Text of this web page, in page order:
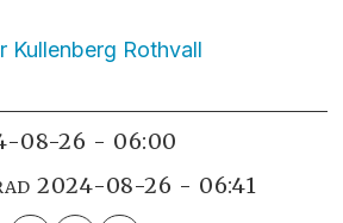
Kullenberg Rothvall
08-26 - 06:00
2024-08-26 - 06:41